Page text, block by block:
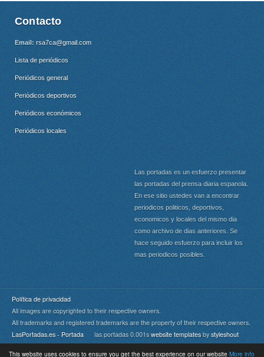
This website uses cookies to ensure you get the best experience on our website More info
Contacto
Email: rsa7ca@gmail.com
Lista de periódicos
Periódicos general
Periódicos deportivos
Periódicos económicos
Periódicos locales
Las portadas es un esfuerzo presentar
las portadas del prensa diaria espanola.
En ese sitio ustedes van a encontrar
periodicos politicos, deportivos,
economicos y locales del mismo dia
como archivo de dias anteriores. Se
hace seguido esfuerzo para incluir los
mas periodicos posibles.
Política de privacidad
All images are copyrighted to their respective owners.
All trademarks and registered trademarks are the property of their respective owners.
LasPortadas.es - Portada las portadas 0.001swebsite templates by styleshout